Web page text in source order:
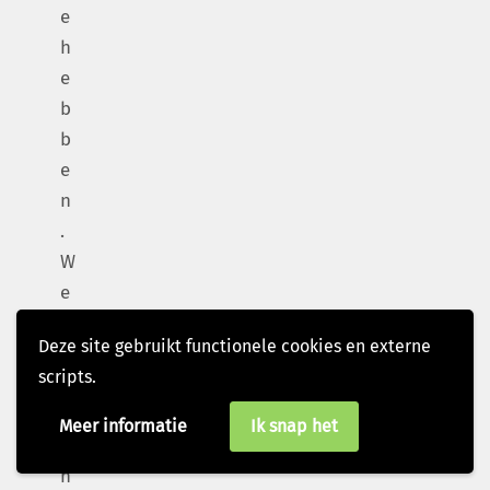
Deze site gebruikt functionele cookies en externe
scripts.
Meer informatie Ik snap het
e
h
e
b
b
e
n
.
W
e
e
n
s
n